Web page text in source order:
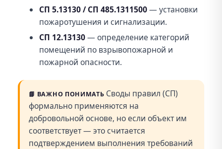
СП 5.13130 / СП 485.1311500— установки
пожаротушения и сигнализации.
СП 12.13130— определение категорий
помещений по взрывопожарной и
пожарной опасности.
📘 ВАЖНО ПОНИМАТЬ Своды правил (СП)
формально применяются на
добровольной основе, но если объект им
соответствует — это считается
подтверждением выполнения требований